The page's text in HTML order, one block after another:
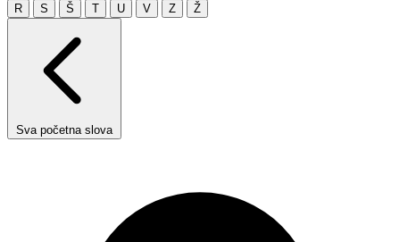
R
S Š T U V Z Ž
Sva početna slova